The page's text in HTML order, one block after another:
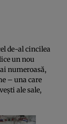
de-al cincilea
un nou
numeroasă,
– una care
ale sale,